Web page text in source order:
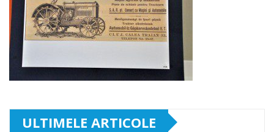
ULTIMELE ARTICOLE